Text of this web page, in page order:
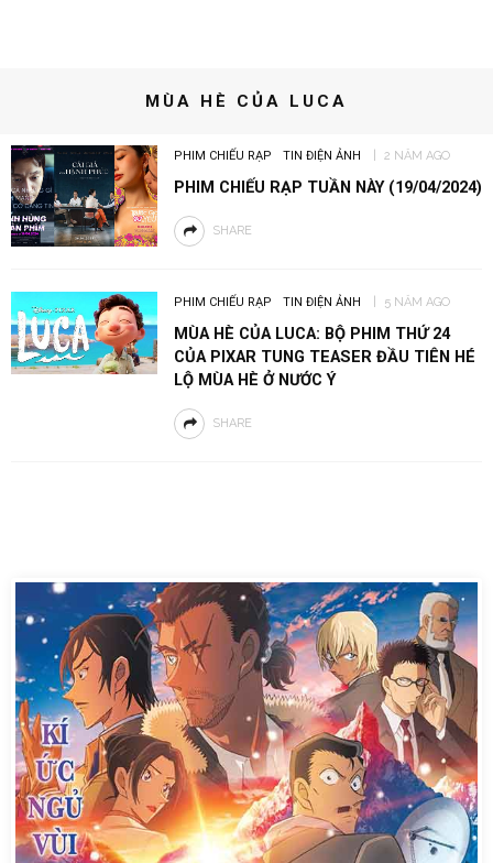
MÙA HÈ CỦA LUCA
PHIM CHIẾU RẠP TIN ĐIỆN ẢNH 2 NĂM AGO
PHIM CHIẾU RẠP TUẦN NÀY (19/04/2024)
SHARE
PHIM CHIẾU RẠP TIN ĐIỆN ẢNH 5 NĂM AGO
MÙA HÈ CỦA LUCA: BỘ PHIM THỨ 24
CỦA PIXAR TUNG TEASER ĐẦU TIÊN HÉ
LỘ MÙA HÈ Ở NƯỚC Ý
SHARE